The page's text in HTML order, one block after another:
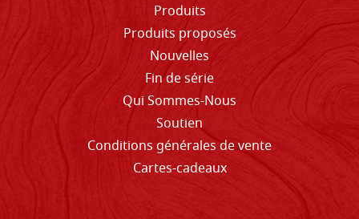
Produits
Produits proposés
Nouvelles
Fin de série
Qui Sommes-Nous
Soutien
Conditions générales de vente
Cartes-cadeaux